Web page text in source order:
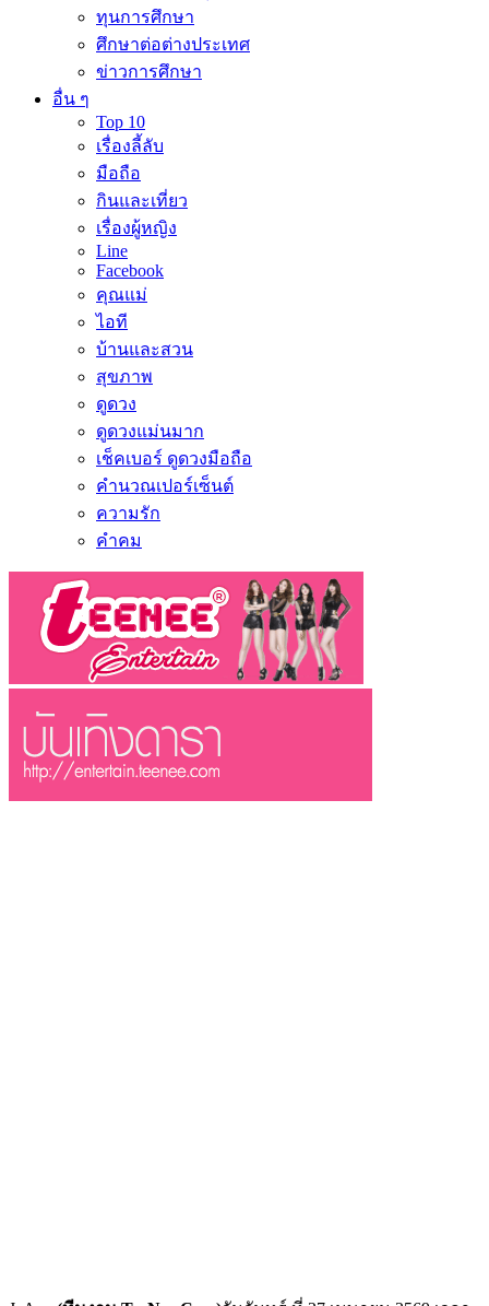
ทุนการศึกษา
ศึกษาต่อต่างประเทศ
ข่าวการศึกษา
อื่น ๆ
Top 10
เรื่องลี้ลับ
มือถือ
กินและเที่ยว
เรื่องผู้หญิง
Line
Facebook
คุณแม่
ไอที
บ้านและสวน
สุขภาพ
ดูดวง
ดูดวงแม่นมาก
เช็คเบอร์ ดูดวงมือถือ
คำนวณเปอร์เซ็นต์
ความรัก
คำคม